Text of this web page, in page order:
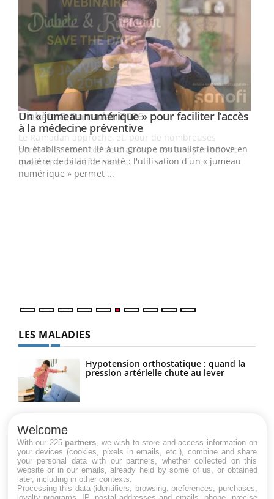
Youtube
Un « jumeau numérique » pour faciliter l’accès
à la médecine préventiveYoutube
Un établissement lié à un groupe mutualiste innove en
matière de bilan de santé : l'utilisation d'un « jumeau
numérique » permet ...
LES MALADIES
Hypotension orthostatique : quand la
pression artérielle chute au lever
Maladie de Charcot (Sclérose latérale
amyotrophique)
Welcome
With our 225 partners , we wish to store and access information on
your devices (cookies, pixels in emails, etc.), combine and share
your personal data with our partners, whether collected on this
website or in our emails, already held by some of us, or obtained
later, including in other contexts.
Processing this data (identifiers, browsing, preferences, purchases,
loyalty programs, IP, postal addresses and emails, phone, precise